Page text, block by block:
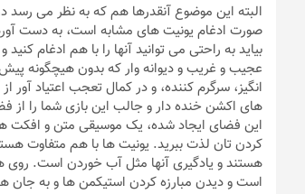
صورت ادغام یونیت های مشابه است، به دست
بیاید به راحتی می توانید آنها را با هم ادغام
انگیز، سرگرم کننده، و در کمال تعجب اعتیاد
های اکشن خنده دار و جالب این بازی شما را از
این فضای ایجاد شده، یک موسیقی متن و افکت
کردن تان لذت ببرید. یونیت ها با هم متفاوت
است و دیدن مبارزه کردن استیکمن ها و به جان